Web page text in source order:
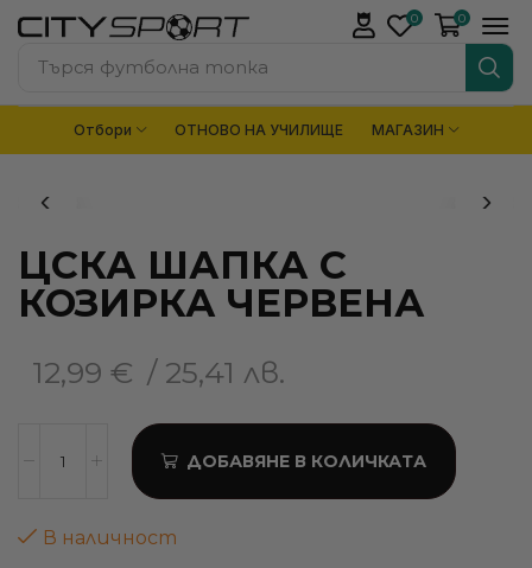
Търся раница
0 0
Отбори ОТНОВО НА УЧИЛИЩЕ МАГАЗИН
ЦСКА ШАПКА С
КОЗИРКА ЧЕРВЕНА
12,99 € / 25,41 лв.
ДОБАВЯНЕ В КОЛИЧКАТА
В наличност